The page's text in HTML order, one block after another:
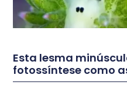
Esta lesma
fotossíntese como